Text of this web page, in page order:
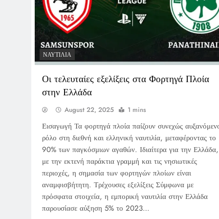
ΝΑΥΤΙΛΊΑ
Οι τελευταίες εξελίξεις στα Φορτηγά Πλοία
στην Ελλάδα
August 22, 2025 1 mins
Εισαγωγή Τα φορτηγά πλοία παίζουν συνεχώς
ρόλο στη διεθνή και ελληνική ναυτιλία, μεταφέροντας το
90% των παγκόσμιων αγαθών. Ιδιαίτερα για την Ελλάδα,
με την εκτενή παράκτια γραμμή και τις νησιωτικές
περιοχές, η σημασία των φορτηγών πλοίων είναι
αναμφισβήτητη. Τρέχουσες εξελίξεις Σύμφωνα με
πρόσφατα στοιχεία, η εμπορική ναυτιλία στην Ελλάδα
παρουσίασε αύξηση 5% το 2023…